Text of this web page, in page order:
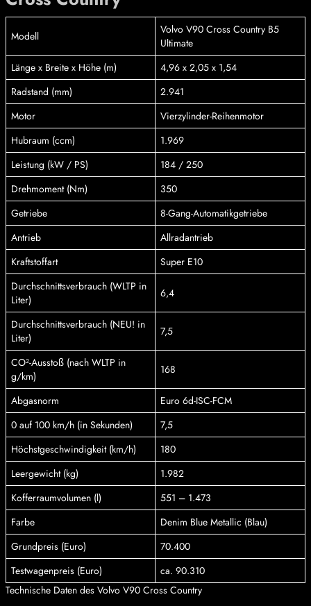
Modell
Volvo V90 Cross Country B5
Ultimate
Länge x Breite x Höhe (m)
4,96 x 2,05 x 1,54
Radstand (mm)
2.941
Motor
Vierzylinder-Reihenmotor
Hubraum (ccm)
1.969
Leistung (kW / PS)
184 / 250
Drehmoment (Nm)
350
Getriebe
8-Gang-Automatikgetriebe
Antrieb
Allradantrieb
Kraftstoffart
Super E10
Durchschnittsverbrauch (WLTP in
Liter)
6,4
Durchschnittsverbrauch (NEU! in
Liter)
7,5
CO²-Ausstoß (nach WLTP in
g/km)
168
Abgasnorm
Euro 6d-ISC-FCM
0 auf 100 km/h (in Sekunden)
7,5
Höchstgeschwindigkeit (km/h)
180
Leergewicht (kg)
1.982
Kofferraumvolumen (l)
551 – 1.473
Farbe
Denim Blue Metallic (Blau)
Grundpreis (Euro)
70.400
Testwagenpreis (Euro)
ca. 90.310
Technische Daten des Volvo V90 Cross Country